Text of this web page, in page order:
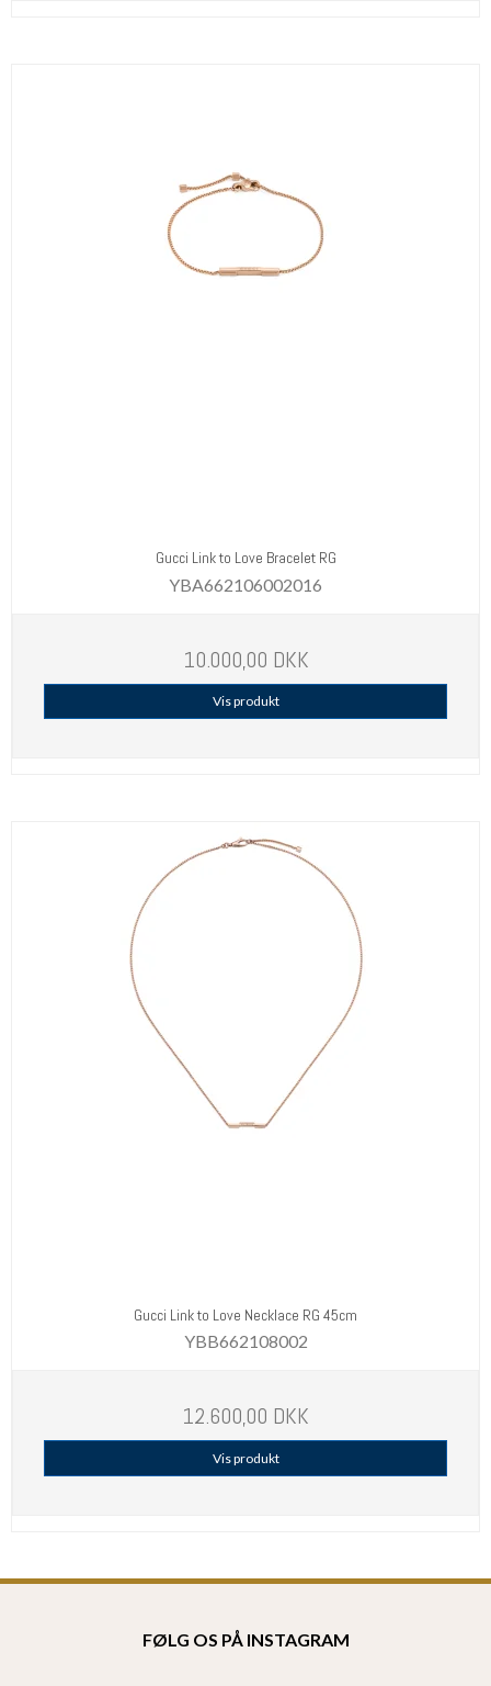
Gucci Link to Love Bracelet RG
YBA662106002016
10.000,00 DKK
Vis produkt
Gucci Link to Love Necklace RG 45cm
YBB662108002
12.600,00 DKK
Vis produkt
FØLG OS PÅ INSTAGRAM